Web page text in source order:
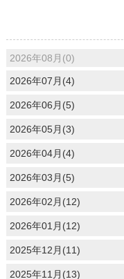
2026年08月(0)
2026年07月(4)
2026年06月(5)
2026年05月(3)
2026年04月(4)
2026年03月(5)
2026年02月(12)
2026年01月(12)
2025年12月(11)
2025年11月(13)